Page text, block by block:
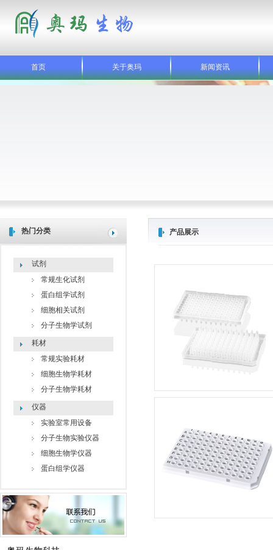
首页 关于奥玛 新闻资讯
产品展示
热门分类
试剂
常规生化试剂
蛋白组学试剂
细胞相关试剂
分子生物学试剂
耗材
常规实验耗材
细胞生物学耗材
分子生物学耗材
仪器
实验室常用设备
分子生物实验仪器
细胞生物学仪器
蛋白组学仪器
联系我们